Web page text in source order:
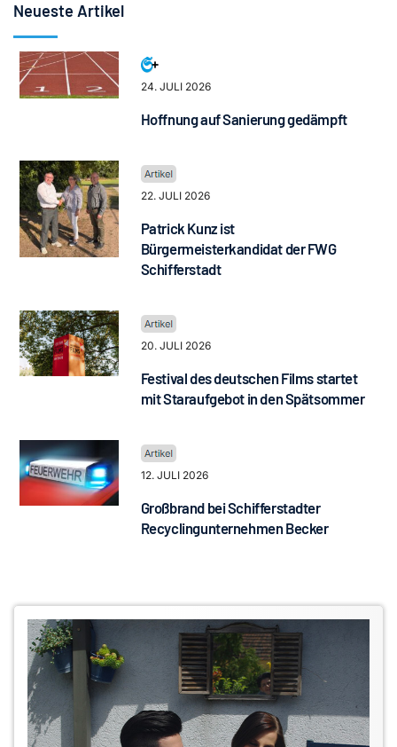
Neueste Artikel
24. JULI 2026
Hoffnung auf Sanierung gedämpft
22. JULI 2026
Patrick Kunz ist
Bürgermeisterkandidat der FWG
Schifferstadt
20. JULI 2026
Festival des deutschen Films startet
mit Staraufgebot in den Spätsommer
12. JULI 2026
Großbrand bei Schifferstadter
Recyclingunternehmen Becker